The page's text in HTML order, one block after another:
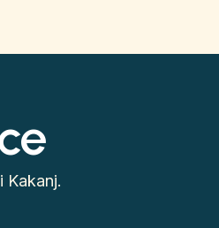
Kakanj.